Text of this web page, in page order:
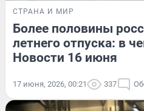
СТРАНА И МИР
Более половины
летнего отпуска: в
Новости 16 июня
17 июня, 2026, 00:21 337